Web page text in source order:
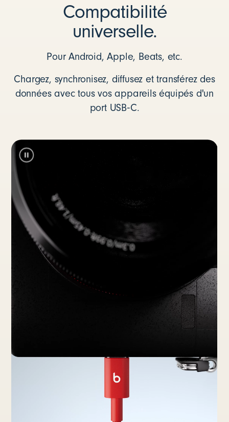
Compatibilité
universelle.
Pour Android, Apple, Beats, etc.
Chargez, synchronisez, diffusez et transférez des
données avec tous vos appareils équipés d'un
port USB‑C.